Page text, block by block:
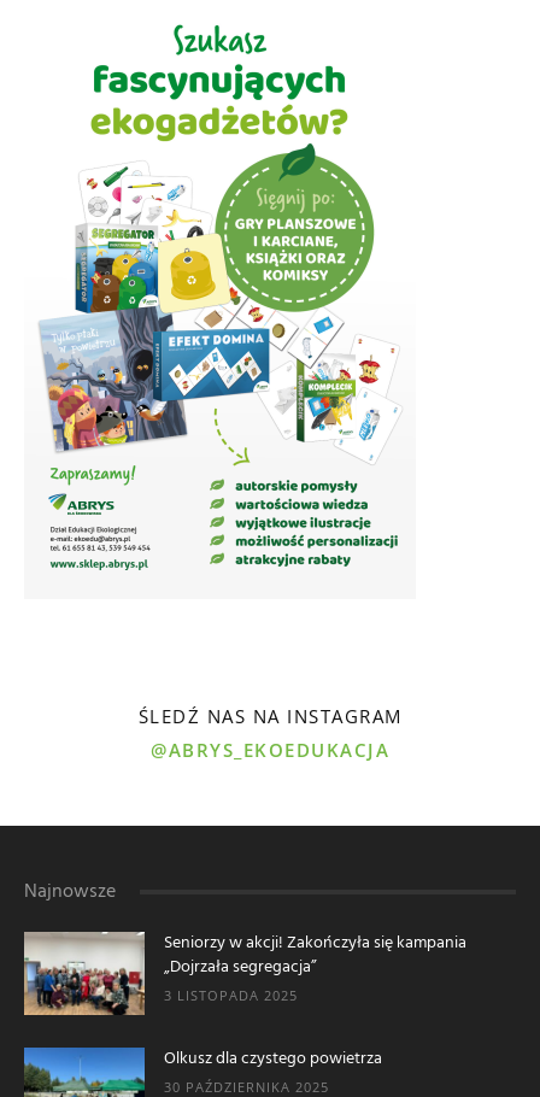
ŚLEDŹ NAS NA INSTAGRAM
@ABRYS_EKOEDUKACJA
Najnowsze
Seniorzy w akcji! Zakończyła się kampania
„Dojrzała segregacja”
3 LISTOPADA 2025
Olkusz dla czystego powietrza
30 PAŹDZIERNIKA 2025